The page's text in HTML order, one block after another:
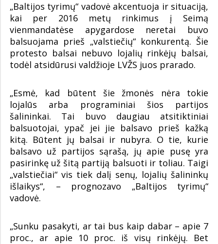
„Baltijos tyrimų“ vadovė akcentuoja ir situaciją,
kai per 2016 metų rinkimus į Seimą
vienmandatėse apygardose neretai buvo
balsuojama prieš „valstiečių“ konkurentą. Šie
protesto balsai nebuvo lojalių rinkėjų balsai,
todėl atsidūrusi valdžioje LVŽS juos prarado.
„Esmė, kad būtent šie žmonės nėra tokie
lojalūs arba programiniai šios partijos
šalininkai. Tai buvo daugiau atsitiktiniai
balsuotojai, ypač jei jie balsavo prieš kažką
kitą. Būtent jų balsai ir nubyra. O tie, kurie
balsavo už partijos sąrašą, jų apie pusę yra
pasirinkę už šitą partiją balsuoti ir toliau. Taigi
„valstiečiai“ vis tiek dalį senų, lojalių šalininkų
išlaikys“, – prognozavo „Baltijos tyrimų“
vadovė.
„Sunku pasakyti, ar tai bus kaip dabar – apie 7
proc., ar apie 10 proc. iš visų rinkėjų. Bet